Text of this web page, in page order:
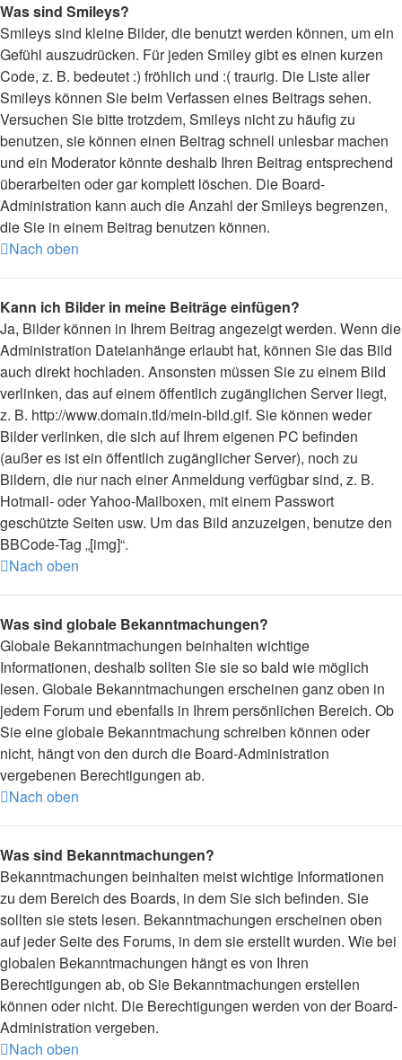
Was sind Smileys?
Smileys sind kleine Bilder, die benutzt werden können, um ein
Gefühl auszudrücken. Für jeden Smiley gibt es einen kurzen
Code, z. B. bedeutet :) fröhlich und :( traurig. Die Liste aller
Smileys können Sie beim Verfassen eines Beitrags sehen.
Versuchen Sie bitte trotzdem, Smileys nicht zu häufig zu
benutzen, sie können einen Beitrag schnell unlesbar machen
und ein Moderator könnte deshalb Ihren Beitrag entsprechend
überarbeiten oder gar komplett löschen. Die Board-
Administration kann auch die Anzahl der Smileys begrenzen,
die Sie in einem Beitrag benutzen können.
Nach oben
Kann ich Bilder in meine Beiträge einfügen?
Ja, Bilder können in Ihrem Beitrag angezeigt werden. Wenn die
Administration Dateianhänge erlaubt hat, können Sie das Bild
auch direkt hochladen. Ansonsten müssen Sie zu einem Bild
verlinken, das auf einem öffentlich zugänglichen Server liegt,
z. B. http://www.domain.tld/mein-bild.gif. Sie können weder
Bilder verlinken, die sich auf Ihrem eigenen PC befinden
(außer es ist ein öffentlich zugänglicher Server), noch zu
Bildern, die nur nach einer Anmeldung verfügbar sind, z. B.
Hotmail- oder Yahoo-Mailboxen, mit einem Passwort
geschützte Seiten usw. Um das Bild anzuzeigen, benutze den
BBCode-Tag „[img]“.
Nach oben
Was sind globale Bekanntmachungen?
Globale Bekanntmachungen beinhalten wichtige
Informationen, deshalb sollten Sie sie so bald wie möglich
lesen. Globale Bekanntmachungen erscheinen ganz oben in
jedem Forum und ebenfalls in Ihrem persönlichen Bereich. Ob
Sie eine globale Bekanntmachung schreiben können oder
nicht, hängt von den durch die Board-Administration
vergebenen Berechtigungen ab.
Nach oben
Was sind Bekanntmachungen?
Bekanntmachungen beinhalten meist wichtige Informationen
zu dem Bereich des Boards, in dem Sie sich befinden. Sie
sollten sie stets lesen. Bekanntmachungen erscheinen oben
auf jeder Seite des Forums, in dem sie erstellt wurden. Wie bei
globalen Bekanntmachungen hängt es von Ihren
Berechtigungen ab, ob Sie Bekanntmachungen erstellen
können oder nicht. Die Berechtigungen werden von der Board-
Administration vergeben.
Nach oben